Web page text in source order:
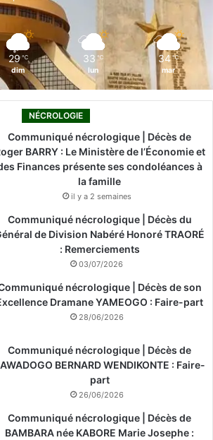
n
29 ℃
dim
33 ℃
lun
34 ℃
mar
NÉCROLOGIE
Communiqué nécrologique | Décès de
BARRY : Le Ministère de l’Économie et
Finances présente ses condoléances à
la famille
il y a 2 semaines
Communiqué nécrologique | Décès du
de Division Nabéré Honoré TRAORÉ
: Remerciements
03/07/2026
nécrologique | Décès de son
Dramane YAMEOGO : Faire-part
28/06/2026
Communiqué nécrologique | Décès de
BERNARD WENDIKONTE : Faire-
part
26/06/2026
Communiqué nécrologique | Décès de
BAMBARA née KABORE Marie Josephe :